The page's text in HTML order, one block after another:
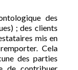
des
; des clients
mis en
Cela
des parties